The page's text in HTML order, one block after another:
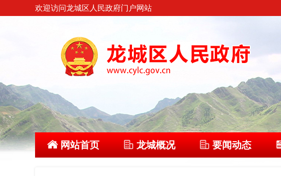
欢迎访问龙城区人民政府门户网站
网站首页 龙城概况 要闻动态